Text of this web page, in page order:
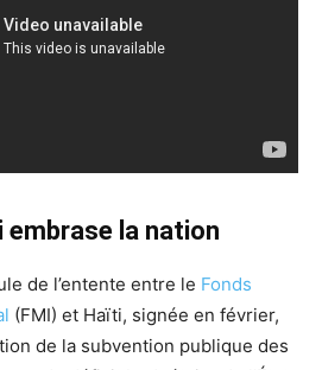
embrase la nation
de l’entente entre le Fonds
(FMI) et Haïti, signée en février,
de la subvention publique des